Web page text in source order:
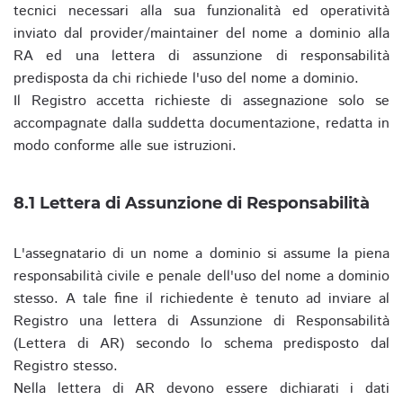
tecnici necessari alla sua funzionalità ed operatività
inviato dal provider/maintainer del nome a dominio alla
RA ed una lettera di assunzione di responsabilità
predisposta da chi richiede l'uso del nome a dominio.
Il Registro accetta richieste di assegnazione solo se
accompagnate dalla suddetta documentazione, redatta in
modo conforme alle sue istruzioni.
8.1 Lettera di Assunzione di Responsabilità
L'assegnatario di un nome a dominio si assume la piena
responsabilità civile e penale dell'uso del nome a dominio
stesso. A tale fine il richiedente è tenuto ad inviare al
Registro una lettera di Assunzione di Responsabilità
(Lettera di AR) secondo lo schema predisposto dal
Registro stesso.
Nella lettera di AR devono essere dichiarati i dati